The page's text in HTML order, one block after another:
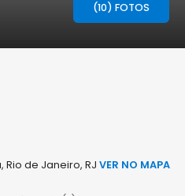
(10) FOTOS
Rio de Janeiro, RJ VER NO MAPA